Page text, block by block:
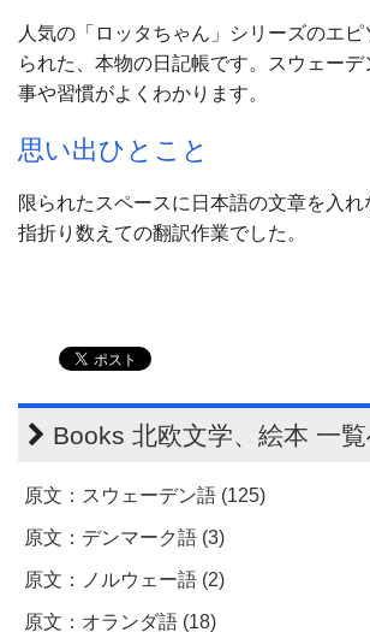
人気の「ロッタちゃん」シリーズのエ
られた、本物の日記帳です。スウェー
事や習慣がよくわかります。
思い出ひとこと
限られたスペースに日本語の文章を入れ
指折り数えての翻訳作業でした。
Books 北欧文学、絵本 一
原文：スウェーデン語 (125)
原文：デンマーク語 (3)
原文：ノルウェー語 (2)
原文：オランダ語 (18)